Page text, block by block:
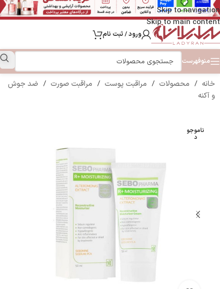
Skip to navigation
Skip to main content
ورود / ثبت نام
منوفهرست
خانه / محصولات / مراقبت پوست / مراقبت صورت / ضد جوش
و آکنه
ناموجو
د